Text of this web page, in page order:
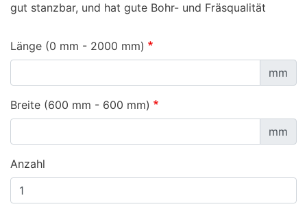
gut stanzbar, und hat gute Bohr- und Fräsqualität
Länge (0 mm - 2000 mm)
mm
Breite (600 mm - 600 mm)
mm
Anzahl